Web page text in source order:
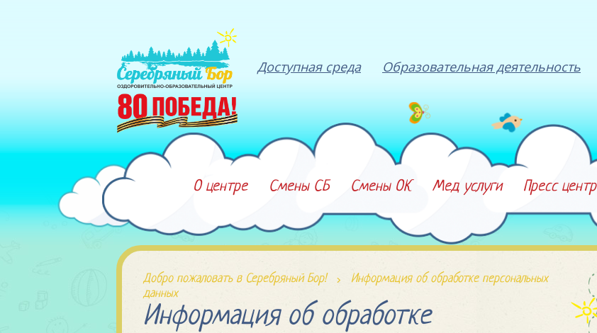
Доступная среда Образовательная деятельность
О центре Смены СБ Смены ОК Мед услуги Пресс центр
Добро пожаловать в Серебряный Бор!
Информация об обработке персональных
данных
Информация об обработке